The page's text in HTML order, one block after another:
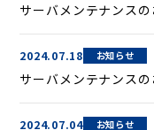
サーバメンテナンスの
2024.07.18 お知らせ
サーバメンテナンスの
2024.07.04 お知らせ